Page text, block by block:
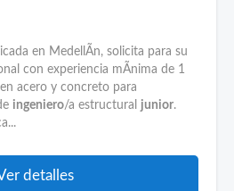
en MedellÃ­n, solicita para su
con experiencia mÃ­nima de 1
acero y concreto para
ingeniero/a estructural junior.
detalles